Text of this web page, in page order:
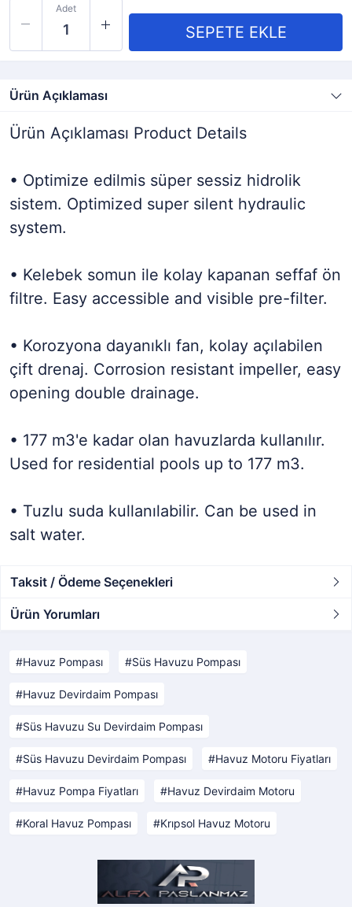
Adet
Ürün Açıklaması
Ürün Açıklaması Product Details
• Optimize edilmis süper sessiz hidrolik
sistem. Optimized super silent hydraulic
system.
• Kelebek somun ile kolay kapanan seffaf ön
filtre. Easy accessible and visible pre-filter.
• Korozyona dayanıklı fan, kolay açılabilen
çift drenaj. Corrosion resistant impeller, easy
opening double drainage.
• 177 m3'e kadar olan havuzlarda kullanılır.
Used for residential pools up to 177 m3.
• Tuzlu suda kullanılabilir. Can be used in
salt water.
Taksit / Ödeme Seçenekleri
Ürün Yorumları
Havuz Pompası Süs Havuzu Pompası
Havuz Devirdaim Pompası
Süs Havuzu Su Devirdaim Pompası
Süs Havuzu Devirdaim Pompası Havuz Motoru Fiyatları
Havuz Pompa Fiyatları Havuz Devirdaim Motoru
Koral Havuz Pompası Krıpsol Havuz Motoru